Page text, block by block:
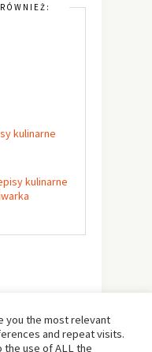
you the most relevant
and repeat visits.
the use of ALL the